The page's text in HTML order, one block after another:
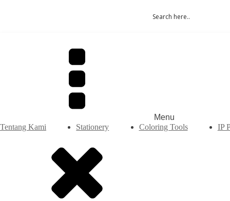
Menu
Tentang Kami
Stationery Coloring Tools IP